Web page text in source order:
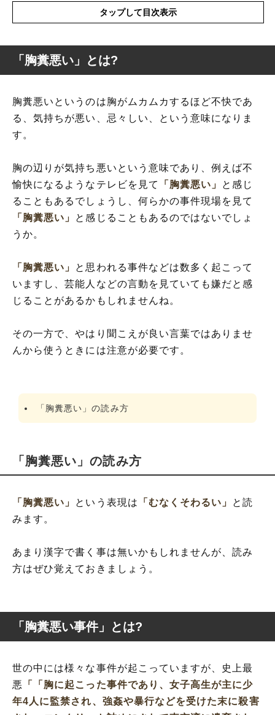
タップして目次表示
「胸糞悪い」とは?
「胸糞悪い事件」とは?
釈
「「胸糞悪い」」の類語や類義語・言い換
「胸糞悪い」とは?
胸糞悪いというのは胸がムカムカするほど不快であ
る、気持ちが悪い、忌々しい、という意味になりま
す。
胸の辺りが気持ち悪いという意味であり、例えば不
愉快になるようなテレビを見て
「胸糞悪い」 と感じ
ることもあるでしょうし、何らかの事件現場を見て
「胸糞悪い」 と感じることもあるのではないでしょ
うか。
「胸糞悪い」 と思われる事件などは数多く起こって
いますし、芸能人などの言動を見ていても嫌だと感
じることがあるかもしれませんね。
その一方で、やはり聞こえが良い言葉ではありませ
んから使うときには注意が必要です。
「胸糞悪い」の読み方
「胸糞悪い」の読み方
「胸糞悪い」 という表現は 「むなくそわるい」 と読
みます。
あまり漢字で書く事は無いかもしれませんが、読み
方はぜひ覚えておきましょう。
「胸糞悪い事件」とは?
世の中には様々な事件が起こっていますが、史上最
悪
「
「胸に起こった事件であり、女子高生が主に少
年4人に監禁され、強姦や暴行などを受けた末に殺害